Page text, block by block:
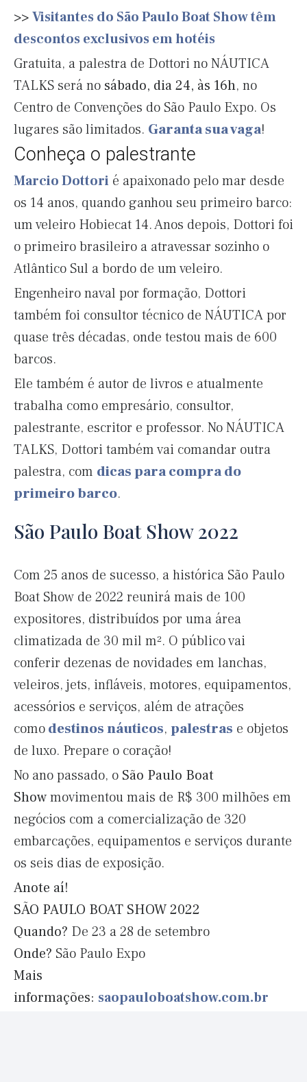
>>Visitantes do São Paulo Boat Show têm
descontos exclusivos em hotéis
Gratuita, a palestra de Dottori no NÁUTICA
TALKS será no sábado, dia 24, às 16h, no
Centro de Convenções do São Paulo Expo. Os
lugares são limitados. Garanta sua vaga!
Conheça o palestrante
Marcio Dottori é apaixonado pelo mar desde
os 14 anos, quando ganhou seu primeiro barco:
um veleiro Hobiecat 14. Anos depois, Dottori foi
o primeiro brasileiro a atravessar sozinho o
Atlântico Sul a bordo de um veleiro.
Engenheiro naval por formação, Dottori
também foi consultor técnico de NÁUTICA por
quase três décadas, onde testou mais de 600
barcos.
Ele também é autor de livros e atualmente
trabalha como empresário, consultor,
palestrante, escritor e professor. No NÁUTICA
TALKS, Dottori também vai comandar outra
palestra, com dicas para compra do
primeiro barco.
São Paulo Boat Show 2022
Com 25 anos de sucesso, a histórica São Paulo
Boat Show de 2022 reunirá mais de 100
expositores, distribuídos por uma área
climatizada de 30 mil m². O público vai
conferir dezenas de novidades em lanchas,
veleiros, jets, infláveis, motores, equipamentos,
acessórios e serviços, além de atrações
comodestinos náuticos, palestras e objetos
de luxo. Prepare o coração!
No ano passado, o São Paulo Boat
Showmovimentou mais de R$ 300 milhões em
negócios com a comercialização de 320
embarcações, equipamentos e serviços durante
os seis dias de exposição.
Anote aí!
SÃO PAULO BOAT SHOW 2022
Quando? De 23 a 28 de setembro
Onde? São Paulo Expo
Mais
informações: saopauloboatshow.com.br